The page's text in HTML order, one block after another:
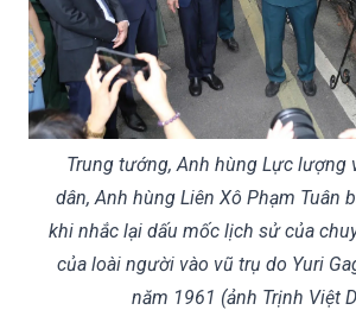
Trung tướng, Anh hùng Lực lượng
dân, Anh hùng Liên Xô Phạm Tuân
khi nhắc lại dấu mốc lịch sử của
của loài người vào vũ trụ do Yuri
năm 1961 (ảnh Trịnh Việt